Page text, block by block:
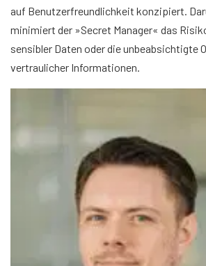
auf Benutzerfreundlichkeit konzipiert.
minimiert der »Secret Manager« das
sensibler Daten oder die unbeabsichtigte
vertraulicher Informationen.